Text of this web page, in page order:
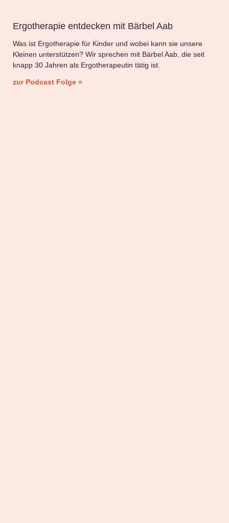
Ergotherapie entdecken mit Bärbel Aab
Was ist Ergotherapie für Kinder und wobei kann sie unsere
Kleinen unterstützen? Wir sprechen mit Bärbel Aab, die seit
knapp 30 Jahren als Ergotherapeutin tätig ist.
zur Podcast Folge »